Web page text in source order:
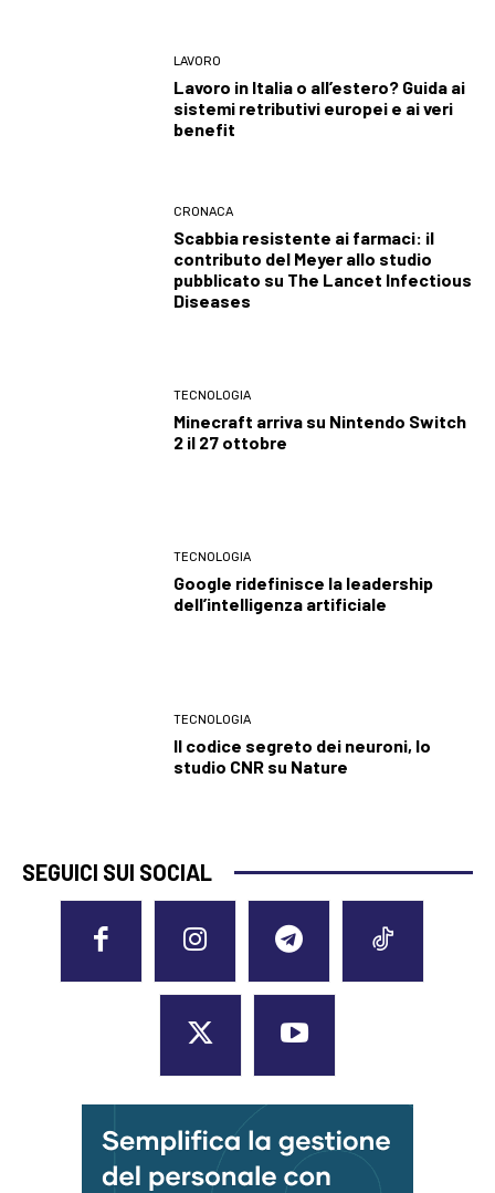
LAVORO
Lavoro in Italia o all’estero? Guida ai
sistemi retributivi europei e ai veri
benefit
CRONACA
Scabbia resistente ai farmaci: il
contributo del Meyer allo studio
pubblicato su The Lancet Infectious
Diseases
TECNOLOGIA
Minecraft arriva su Nintendo Switch
2 il 27 ottobre
TECNOLOGIA
Google ridefinisce la leadership
dell’intelligenza artificiale
TECNOLOGIA
Il codice segreto dei neuroni, lo
studio CNR su Nature
SEGUICI SUI SOCIAL